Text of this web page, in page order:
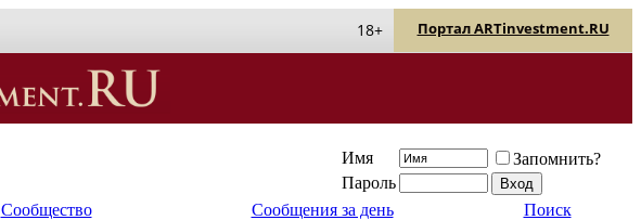
Портал ARTinvestment.RU
18+
Имя
Запомнить?
Пароль
Сообщество Сообщения за день Поиск